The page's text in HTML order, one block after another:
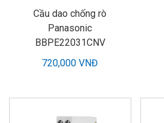
Cầu dao chống rò
Panasonic
BBPE22031CNV
720,000 VNĐ